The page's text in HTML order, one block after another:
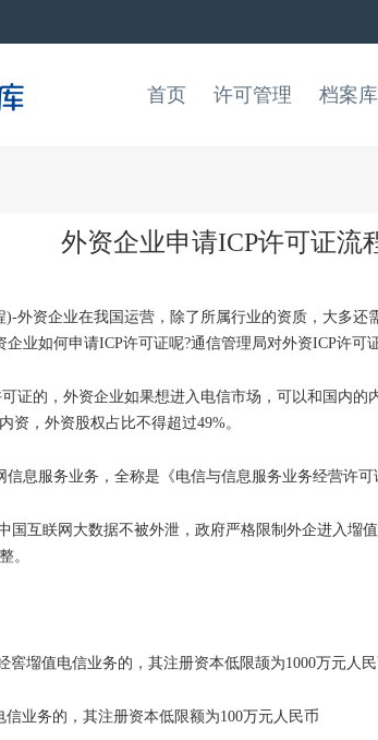
档案
许可管理
首页
外资企业申请ICP许可证流
资企业在我国运营，除了所属行业的资质，大多还
业如何申请ICP许可证呢?通信管理局对外资ICP许可
的，外资企业如果想进入电信市场，可以和国内的
，外资股权占比不得超过49%。
服务业务，全称是《电信与信息服务业务经营许可
互眹网大数据不被外泄，政府严格限制外企进入塯
。
塯值电信业务的，其注册资本低限颉为1000万元人
务的，其注册资本低限额为100万元人民币